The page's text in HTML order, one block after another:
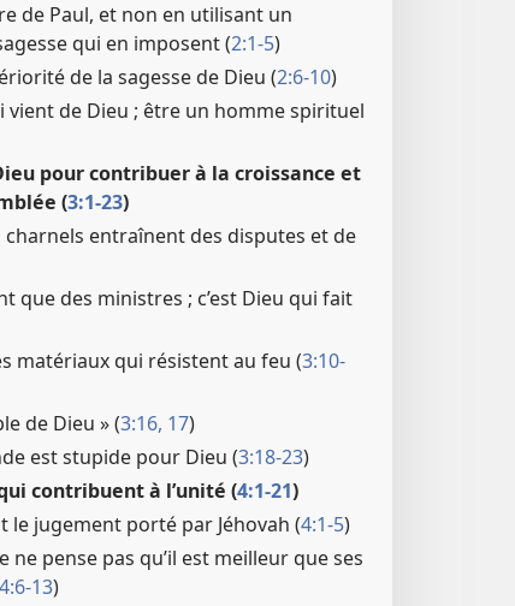
de Paul, et non en utilisant un
qui en imposent (2:1-5)
de la sagesse de Dieu (2:6-10)
vient de Dieu ; être un homme spirituel
pour contribuer à la croissance et
(3:1-23)
charnels entraînent des disputes et de
que des ministres ; c’est Dieu qui fait
matériaux qui résistent au feu (3:10-
de Dieu » (3:16, 17)
est stupide pour Dieu (3:18-23)
contribuent à l’unité (4:1-21)
le jugement porté par Jéhovah (4:1-5)
ne pense pas qu’il est meilleur que ses
4:6-13)